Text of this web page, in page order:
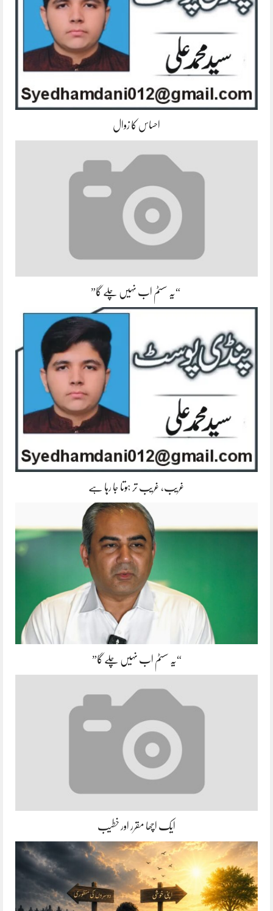
احساس کا زوال
“یہ سسٹم اب نہیں چلے گا”
غریب، غریب تر ہوتا جا رہا ہے
“یہ سسٹم اب نہیں چلے گا”
ایک اچھا مقرر اور خطیب